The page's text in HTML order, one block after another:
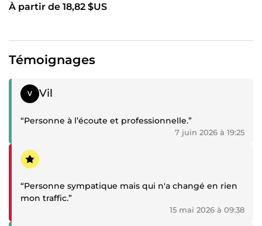
À partir de 18,82 $US
Témoignages
Témoignage positif
Vil
“Personne à l’écoute et professionnelle.”
7 juin 2026 à 19:25
Témoignage négatif
“Personne sympatique mais qui n'a changé en rien
mon traffic.”
15 mai 2026 à 09:38